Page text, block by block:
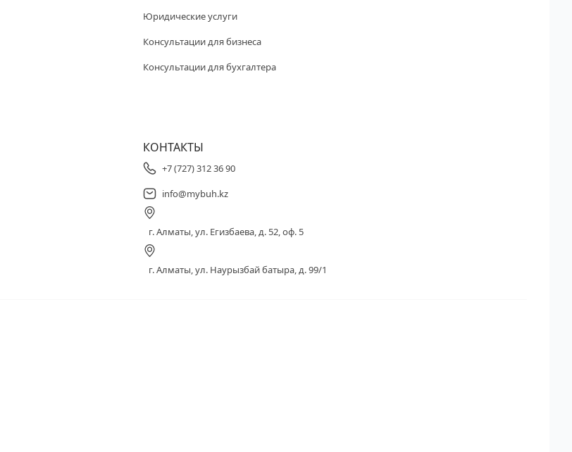
Юридические услуги
Консультации для бизнеса
Консультации для бухгалтера
КОНТАКТЫ
+7 (727) 312 36 90
info@mybuh.kz
г. Алматы, ул. Егизбаева, д. 52, оф. 5
г. Алматы, ул. Наурызбай батыра, д. 99/1